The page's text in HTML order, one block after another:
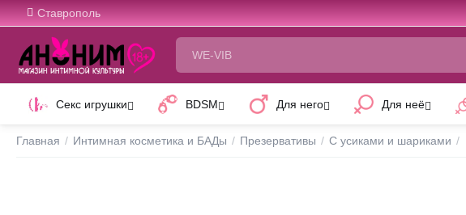
Ставрополь
Секс игрушки BDSM Для него Для неё
Главная / Интимная косметика и БАДы / Презервативы / С усиками и шариками /